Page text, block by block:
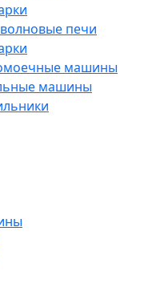
печи
машины
машины